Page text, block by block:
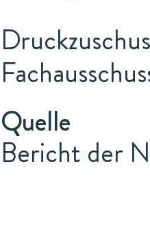
Quelle
Bericht der